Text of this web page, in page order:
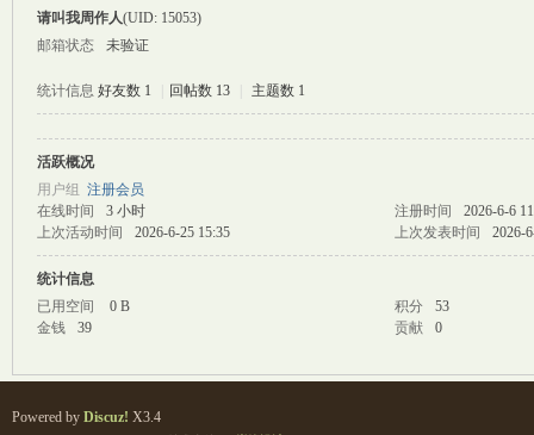
请叫我周作人(UID: 15053)
邮箱状态
未验证
统计信息 好友数 1 回帖数 13 主题数 1
活跃概况
用户组 注册会员
在线时间
3 小时 注册时间
2026-6-6
上次活动时间
2026-6-25 15:35 上次发表时间 2026-
统计信息
已用空间
0 B 积分
53
金钱
39 贡献 0
Powered by Discuz! X3.4